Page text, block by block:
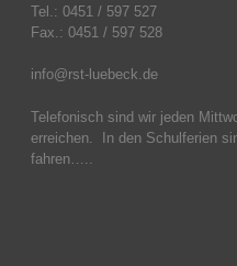
Tel.: 0451 / 597 527
Fax.: 0451 / 597 528
info@rst-luebeck.de
Telefonisch sind wir jeden
erreichen. In den Schulferien
fahren…..